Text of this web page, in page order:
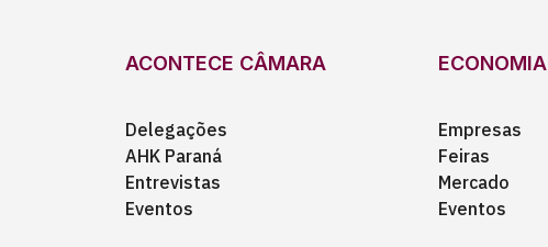
ACONTECE CÂMARA
Delegações
AHK Paraná
Entrevistas
Eventos
ECONOMIA
Empresas
Feiras
Mercado
Eventos